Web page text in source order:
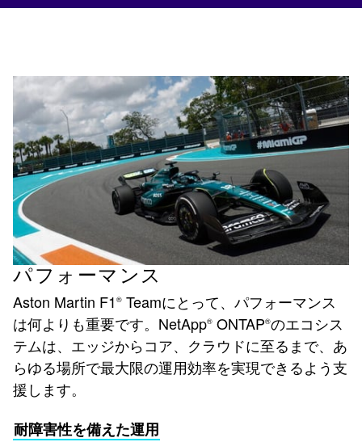
パフォーマンス
Aston Martin F1 ® Teamにとって、パフォーマンス
は何よりも重要です。NetApp® ONTAP®のエコシス
テムは、エッジからコア、クラウドに至るまで、あ
らゆる場所で最大限の運用効率を実現できるよう支
援します。
耐障害性を備えた運用